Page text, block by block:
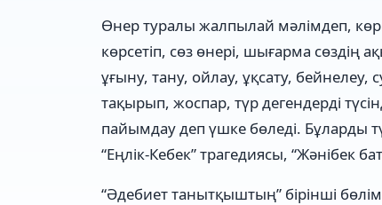
Өнер туралы жалпылай мәлімдеп,
көрсетіп, сөз өнері, шығарма сөздің
ұғыну, тану, ойлау, ұқсату,
тақырып, жоспар, түр дегендерді
пайымдау деп үшке бөледі. Бұларды
“Еңлік-Кебек” трагедиясы, “Жәнібек
“Әдебиет танытқыштың” бірінші